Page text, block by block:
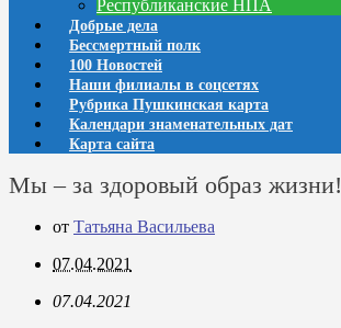
Республиканские НПА
Добрые дела
Бессмертный полк
100 Новостей
Наши филиалы в соцсетях
Рубрика Пушкинская карта
Календари знаменательных дат
Карта сайта
Мы – за здоровый образ жизни!
от Татьяна Васильева
07.04.2021
07.04.2021